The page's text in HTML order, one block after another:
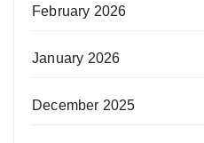
February 2026
January 2026
December 2025